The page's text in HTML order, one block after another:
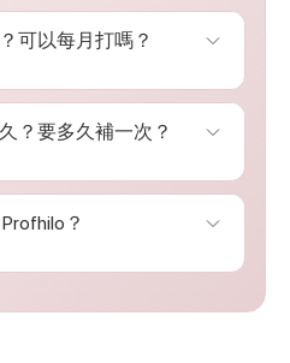
，每次約 4–6 週間
間回應與重塑。
可以每月打嗎？
4–6 個月一次。通常情
施打，需醫師評估再
？要多久補一次？
6–9 個月，但年長、膚
較差者可能需更早補
？